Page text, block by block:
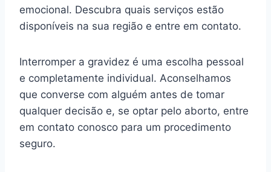
emocional. Descubra quais serviços estão
disponíveis na sua região e entre em contato.
Interromper a gravidez é uma escolha pessoal
e completamente individual. Aconselhamos
que converse com alguém antes de tomar
qualquer decisão e, se optar pelo aborto, entre
em contato conosco para um procedimento
seguro.